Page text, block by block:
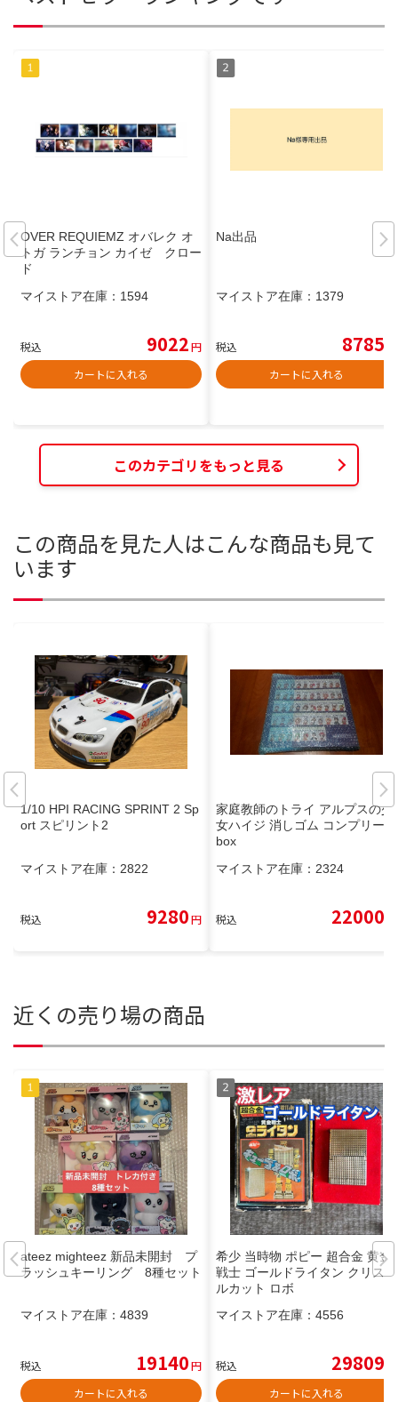
OVER REQUIEMZ オバレク オ
トガ ランチョン カイゼ クロー
ド
マイストア在庫： 1594
税込 9022円
カートに入れる
Na出品
マイストア在庫： 1379
税込 8785
カートに入れる
このカテゴリをもっと見る
この商品を見た人はこんな商品も見て
います
1/10 HPI RACING SPRINT 2 Sp
ort スピリント2
マイストア在庫： 2822
税込 9280円
家庭教師のトライ アルプスの少
女ハイジ 消しゴム コンプリート
box
マイストア在庫： 2324
税込 22000
近くの売り場の商品
ateez mighteez 新品未開封 プ
ラッシュキーリング 8種セット
マイストア在庫： 4839
税込 19140円
カートに入れる
希少 当時物 ポピー 超合金 黄金
戦士 ゴールドライタン クリスタ
ルカット ロボ
マイストア在庫： 4556
税込 29809
カートに入れる